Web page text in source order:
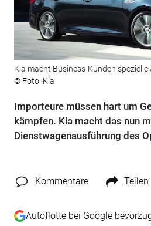
Kia macht Business-Kunden spezielle
© Foto: Kia
Importeure müssen hart um
kämpfen. Kia macht das nun
Dienstwagenausführung des
Kommentare Teilen
Autoflotte bei Google